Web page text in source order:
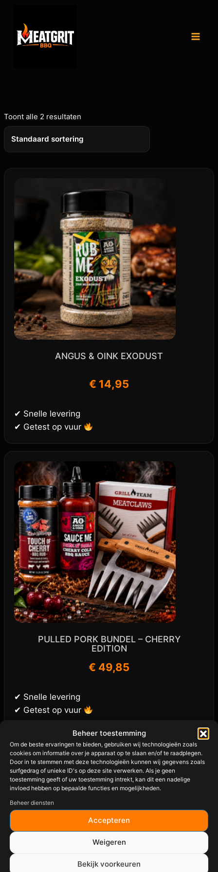
Beheer toestemming
Om de beste ervaringen te bieden, gebruiken wij technologieën zoals
cookies om informatie over je apparaat op te slaan en/of te raadplegen.
Door in te stemmen met deze technologieën kunnen wij gegevens zoals
surfgedrag of unieke ID's op deze site verwerken. Als je geen
toestemming geeft of uw toestemming intrekt, kan dit een nadelige
invloed hebben op bepaalde functies en mogelijkheden.
Beheer diensten
Accepteren
Weigeren
Bekijk voorkeuren
Toont alle 2 resultaten
ANGUS & OINK EXODUST
€ 14,95
✔ Snelle levering
✔ Getest op vuur
PULLED PORK BUNDEL – CHERRY
EDITION
€ 49,85
✔ Snelle levering
✔ Getest op vuur
Merken
3 LITTLE PIGS
ANGUS & OINK
BLUES HOG
GRILLTEAM